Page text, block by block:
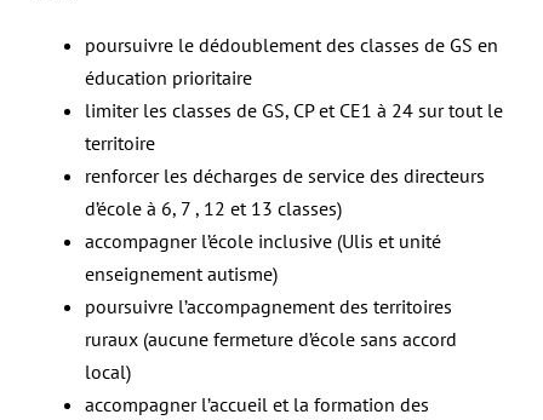
poursuivre le dédoublement des classes de GS en
éducation prioritaire
limiter les classes de GS, CP et CE1 à 24 sur tout le
territoire
renforcer les décharges de service des directeurs
d’école à 6, 7 , 12 et 13 classes)
accompagner l’école inclusive (Ulis et unité
enseignement autisme)
poursuivre l’accompagnement des territoires
ruraux (aucune fermeture d’école sans accord
local)
accompagner l’accueil et la formation des